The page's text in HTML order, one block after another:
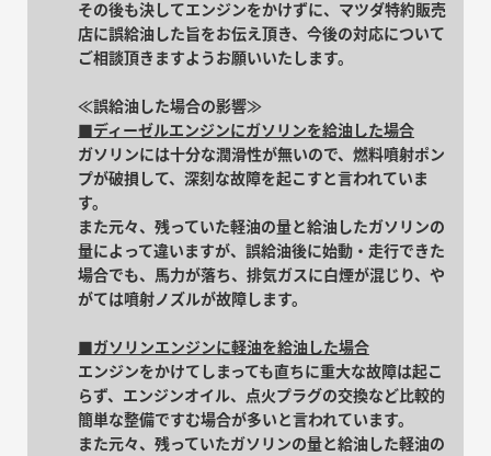
その後も決してエンジンをかけずに、マツダ特約販売
店に誤給油した旨をお伝え頂き、今後の対応について
ご相談頂きますようお願いいたします。
≪誤給油した場合の影響≫
■ディーゼルエンジンにガソリンを給油した場合
ガソリンには十分な潤滑性が無いので、燃料噴射ポン
プが破損して、深刻な故障を起こすと言われていま
す。
また元々、残っていた軽油の量と給油したガソリンの
量によって違いますが、誤給油後に始動・走行できた
場合でも、馬力が落ち、排気ガスに白煙が混じり、や
がては噴射ノズルが故障します。
■ガソリンエンジンに軽油を給油した場合
エンジンをかけてしまっても直ちに重大な故障は起こ
らず、エンジンオイル、点火プラグの交換など比較的
簡単な整備ですむ場合が多いと言われています。
また元々、残っていたガソリンの量と給油した軽油の